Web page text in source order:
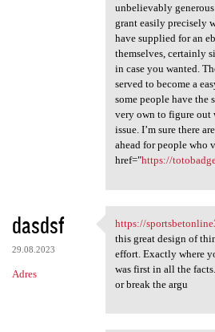
unbelievably
grant easily precisely
have supplied for an
themselves, certainly
in case you wanted.
served to become a
some people have the
very own to figure out
issue. I’m sure there
ahead for people who
href="https://
dasdsf
29.08.2023
Adres
https://
https://
this great design of
effort. Exactly where
was first in all the
or break the argu